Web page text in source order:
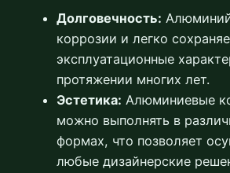
Долговечность:
коррозии и легко
эксплуатационные
протяжении многих лет.
Эстетика: Алюминиевые
можно выполнять в
формах, что позволяет
любые дизайнерские